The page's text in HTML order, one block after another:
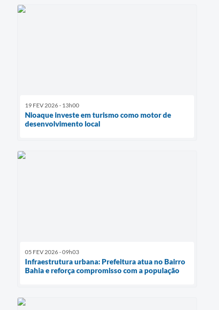
19 FEV 2026 - 13h00
Nioaque investe em turismo como motor de
desenvolvimento local
05 FEV 2026 - 09h03
Infraestrutura urbana: Prefeitura atua no Bairro
Bahia e reforça compromisso com a população